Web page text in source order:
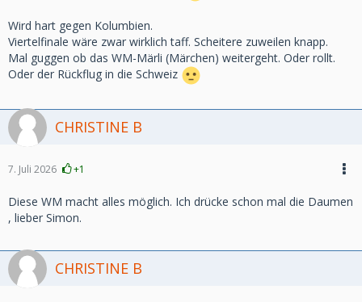
Wird hart gegen Kolumbien.
Viertelfinale wäre zwar wirklich taff. Scheitere zuweilen knapp.
Mal guggen ob das WM-Märli (Märchen) weitergeht. Oder rollt.
Oder der Rückflug in die Schweiz
CHRISTINE B
7. Juli 2026 +1
Diese WM macht alles möglich. Ich drücke schon mal die Daumen
, lieber Simon.
CHRISTINE B